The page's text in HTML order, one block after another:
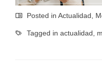
Posted in Actualidad
Tagged in actualidad